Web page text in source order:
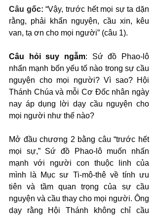
Câu gốc: “Vậy, trước hết mọi sự ta dặn
rằng, phải khẩn nguyện, cầu xin, kêu
van, tạ ơn cho mọi người” (câu 1).
Câu hỏi suy ngẫm: Sứ đồ Phao-lô
nhấn mạnh bốn yếu tố nào trong sự cầu
nguyện cho mọi người? Vì sao? Hội
Thánh Chúa và mỗi Cơ Đốc nhân ngày
nay áp dụng lời dạy cầu nguyện cho
mọi người như thế nào?
Mở đầu chương 2 bằng câu “trước hết
mọi sự,” Sứ đồ Phao-lô muốn nhấn
mạnh với người con thuộc linh của
mình là Mục sư Ti-mô-thê về tính ưu
tiên và tầm quan trọng của sự cầu
nguyện và cầu thay cho mọi người. Ông
dạy rằng Hội Thánh không chỉ cầu